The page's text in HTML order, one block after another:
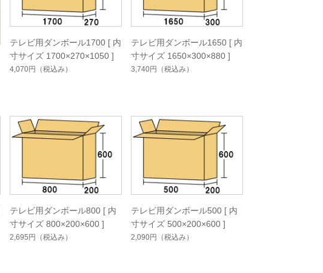
テレビ用ダンボール1700 [ 内
寸サイズ 1700×270×1050 ]
4,070円 （税込み）
テレビ用ダンボール1650 [ 内
寸サイズ 1650×300×880 ]
3,740円 （税込み）
テレビ用ダンボール800 [ 内
寸サイズ 800×200×600 ]
2,695円 （税込み）
テレビ用ダンボール500 [ 内
寸サイズ 500×200×600 ]
2,090円 （税込み）